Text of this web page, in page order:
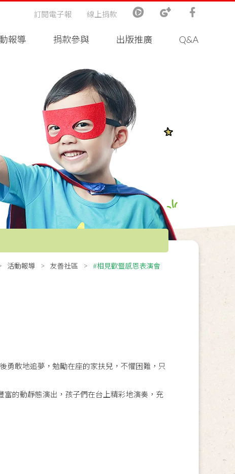
報導 捐款參與 出版推廣 Q&A
訂閱電子報 線上捐款
活動報導 友善社區 #相見歡暨感恩表演會
勇敢地追夢，勉勵在座的家扶兒，不懼困難，只
的動靜態演出，孩子們在台上精彩地演奏，充